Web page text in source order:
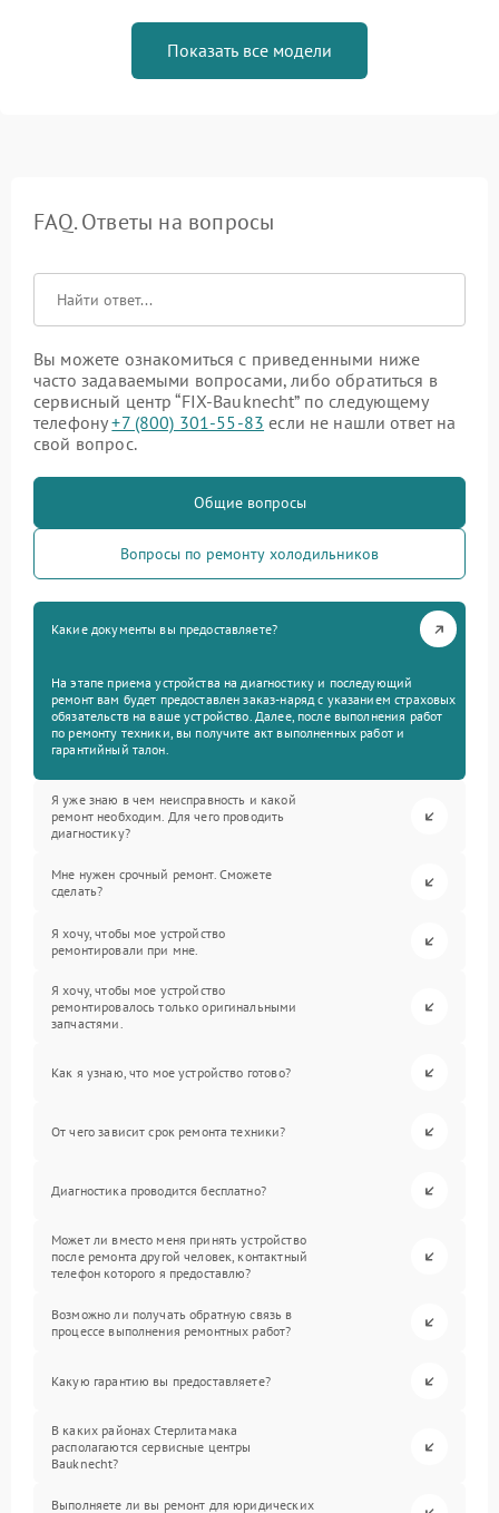
Показать все модели
FAQ. Ответы на вопросы
Вы можете ознакомиться с приведенными ниже
часто задаваемыми вопросами, либо обратиться в
сервисный центр “FIX-Bauknecht” по следующему
телефону+7 (800) 301-55-83 если не нашли ответ на
свой вопрос.
Общие вопросы
Вопросы по ремонту холодильников
Какие документы вы предоставляете?
На этапе приема устройства на диагностику и последующий
ремонт вам будет предоставлен заказ-наряд с указанием страховых
обязательств на ваше устройство. Далее, после выполнения работ
по ремонту техники, вы получите акт выполненных работ и
гарантийный талон.
Я уже знаю в чем неисправность и какой
ремонт необходим. Для чего проводить
диагностику?
Мне нужен срочный ремонт. Сможете
сделать?
Я хочу, чтобы мое устройство
ремонтировали при мне.
Я хочу, чтобы мое устройство
ремонтировалось только оригинальными
запчастями.
Как я узнаю, что мое устройство готово?
От чего зависит срок ремонта техники?
Диагностика проводится бесплатно?
Может ли вместо меня принять устройство
после ремонта другой человек, контактный
телефон которого я предоставлю?
Возможно ли получать обратную связь в
процессе выполнения ремонтных работ?
Какую гарантию вы предоставляете?
В каких районах Стерлитамака
располагаются сервисные центры
Bauknecht?
Выполняете ли вы ремонт для юридических